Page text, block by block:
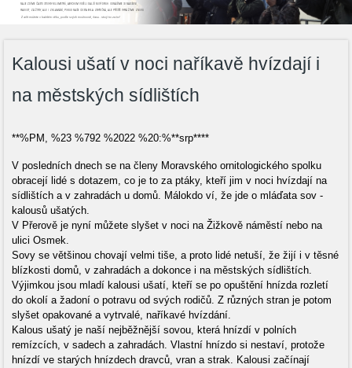
NAJEZDÍME ČASTO STOVKY KILOMETRŮ, ABYCHOM VIDĚLI DALŠÍ NOVÝ DRUH. ODNÁŠÍME SI NADŠENÍ,
RADOST, ZÁŽITKY, ALE I ZKLAMÁNÍ, POKUD NAŠE CESTA BYLA ZBYTEČNÁ, ALE PŘÍŠTĚ VYRÁŽÍME ZNOVU
Začít můžete v každém věku, podle svých možností, času...stojí to za to!
Kalousi ušatí v noci naříkavě hvízdají i
na městských sídlištích
**%PM, %23 %792 %2022 %20:%**srp****
V posledních dnech se na členy Moravského ornitologického spolku
obracejí lidé s dotazem, co je to za ptáky, kteří jim v noci hvízdají na
sídlištích a v zahradách u domů. Málokdo ví, že jde o mláďata sov -
kalousů ušatých.
V Přerově je nyní můžete slyšet v noci na Žižkově náměstí nebo na
ulici Osmek.
Sovy se většinou chovají velmi tiše, a proto lidé netuší, že žijí i v těsné
blízkosti domů, v zahradách a dokonce i na městských sídlištích.
Výjimkou jsou mladí kalousi ušatí, kteří se po opuštění hnízda rozletí
do okolí a žadoní o potravu od svých rodičů. Z různých stran je potom
slyšet opakované a vytrvalé, naříkavé hvízdání.
Kalous ušatý je naší nejběžnější sovou, která hnízdí v polních
remízcích, v sadech a zahradách. Vlastní hnízdo si nestaví, protože
hnízdí ve starých hnízdech dravců, vran a strak. Kalousi začínají